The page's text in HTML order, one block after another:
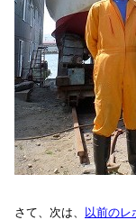
さて、次は、 以前のレ